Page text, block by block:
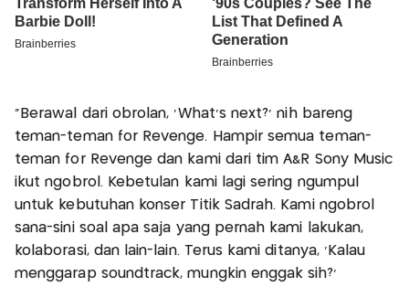
"Berawal dari obrolan, 'What's next?' nih bareng
teman-teman for Revenge. Hampir semua teman-
teman for Revenge dan kami dari tim A&R Sony Music
ikut ngobrol. Kebetulan kami lagi sering ngumpul
untuk kebutuhan konser Titik Sadrah. Kami ngobrol
sana-sini soal apa saja yang pernah kami lakukan,
kolaborasi, dan lain-lain. Terus kami ditanya, 'Kalau
menggarap soundtrack, mungkin enggak sih?'